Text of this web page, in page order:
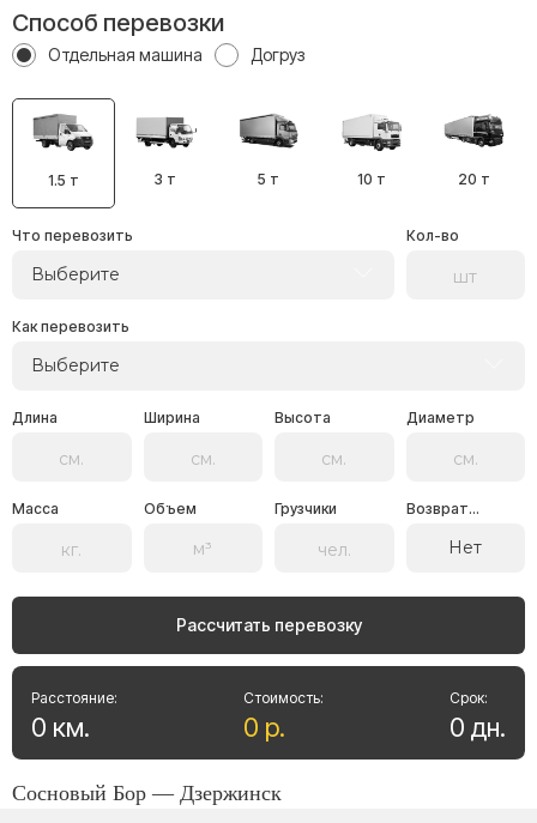
Способ перевозки
Отдельная машина Догруз
1.5 т 3 т 5 т 10 т 20 т
Что перевозить
Выберите
Кол-во
Как перевозить
Выберите
Длина Ширина Высота Диаметр
Масса Объем Грузчики Возврат...
Нет
Рассчитать перевозку
Стоимость:
0 р.
Расстояние:
0 км.
Срок:
0 дн.
Сосновый Бор — Дзержинск